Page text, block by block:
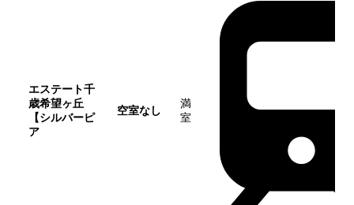
エステート千
歳希望ヶ丘
【シルバーピ
ア
空室なし
満
室